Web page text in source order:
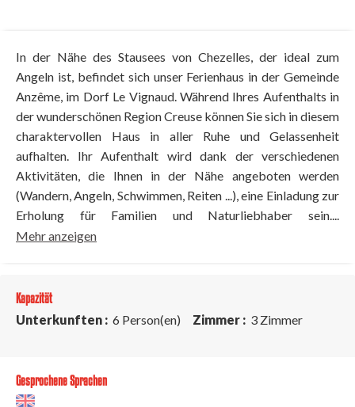
In der Nähe des Stausees von Chezelles, der ideal zum
Angeln ist, befindet sich unser Ferienhaus in der Gemeinde
Anzême, im Dorf Le Vignaud. Während Ihres Aufenthalts in
der wunderschönen Region Creuse können Sie sich in diesem
charaktervollen Haus in aller Ruhe und Gelassenheit
aufhalten. Ihr Aufenthalt wird dank der verschiedenen
Aktivitäten, die Ihnen in der Nähe angeboten werden
(Wandern, Angeln, Schwimmen, Reiten ...), eine Einladung zur
Erholung für Familien und Naturliebhaber sein....
Mehr anzeigen
Kapazität
Unterkunften : 6 Person(en) Zimmer : 3 Zimmer
Gesprochene Sprachen